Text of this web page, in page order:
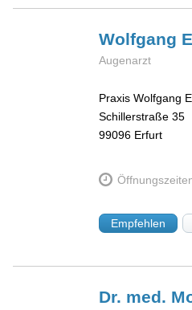
Wolfgang
Augenarzt
Praxis Wolfgang
Schillerstraße 35
99096 Erfurt
Empfehlen
Dr. med.